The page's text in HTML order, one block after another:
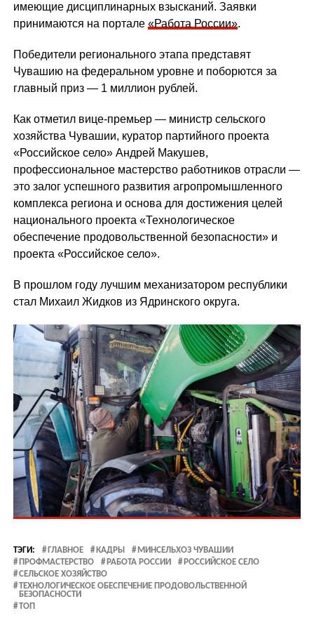
имеющие дисциплинарных взысканий. Заявки
принимаются на портале «Работа России».
Победители регионального этапа представят
Чувашию на федеральном уровне и поборются за
главный приз — 1 миллион рублей.
Как отметил вице-премьер — министр сельского
хозяйства Чувашии, куратор партийного проекта
«Российское село» Андрей Макушев,
профессиональное мастерство работников отрасли —
это залог успешного развития агропромышленного
комплекса региона и основа для достижения целей
национального проекта «Технологическое
обеспечение продовольственной безопасности» и
проекта «Российское село».
В прошлом году лучшим механизатором республики
стал Михаил Жидков из Ядринского округа.
ТЭГИ: ГЛАВНОЕ КАДРЫ
МИНСЕЛЬХОЗ ЧУВАШИИ
ПРОФМАСТЕРСТВО
РАБОТА РОССИИ
РОССИЙСКОЕ СЕЛО
СЕЛЬСКОЕ ХОЗЯЙСТВО
ТЕХНОЛОГИЧЕСКОЕ ОБЕСПЕЧЕНИЕ ПРОДОВОЛЬСТВЕННОЙ
БЕЗОПАСНОСТИ
ТОП